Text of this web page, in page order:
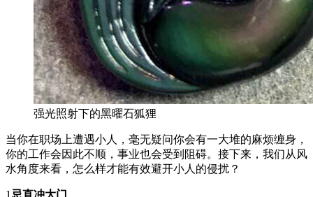
强光照射下的黑曜石狐狸
当你在职场上遭遇小人，毫无疑问你会有一大堆的麻烦缠身，
你的工作会因此不顺，事业也会受到阻碍。接下来，我们从风
水角度来看，怎么样才能有效避开小人的侵扰？